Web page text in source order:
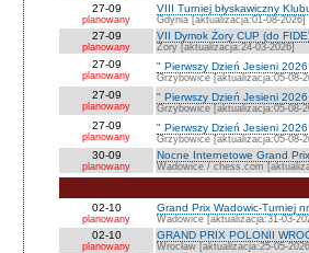
27-09
planowany
VIII Turniej błyskawiczny
Gdynia [aktualizacja:01-08-2026]
27-09
planowany
VII Dymok Żory CUP (do
Żory [aktualizacja:24-03-2026]
27-09
planowany
" Pierwszy Dzień Jesieni
Grzybowice [aktualizacja:05-08-
27-09
planowany
" Pierwszy Dzień Jesieni
Grzybowice [aktualizacja:05-08-
27-09
planowany
" Pierwszy Dzień Jesieni
Grzybowice [aktualizacja:05-08-
30-09
planowany
Nocne Internetowe Grand
Wadowice / chess.com
02-10
planowany
Grand Prix Wadowic-Turniej
Wadowice [aktualizacja:31-03-
02-10
planowany
GRAND PRIX POLONII
Wrocław [aktualizacja:25-05-